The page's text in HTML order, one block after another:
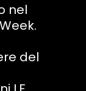
nel
del